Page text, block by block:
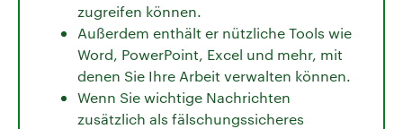
zugreifen können.
Außerdem enthält er nützliche Tools wie
Word, PowerPoint, Excel und mehr, mit
denen Sie Ihre Arbeit verwalten können.
Wenn Sie wichtige Nachrichten
zusätzlich als fälschungssicheres